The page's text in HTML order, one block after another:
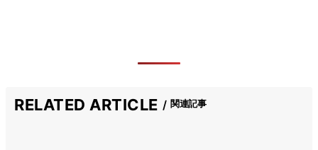
RELATED ARTICLE 関連記事